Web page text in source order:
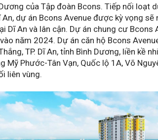
của Tập đoàn Bcons. Tiếp nối loạt
An, dự án Bcons Avenue được kỳ vọng
Dĩ An và lân cận. Dự án chung cư
năm 2024. Dự án căn hộ Bcons
TP. Dĩ An, tỉnh Bình Dương, liền kề
Mỹ Phước-Tân Vạn, Quốc lộ 1A, Võ
liên vùng.